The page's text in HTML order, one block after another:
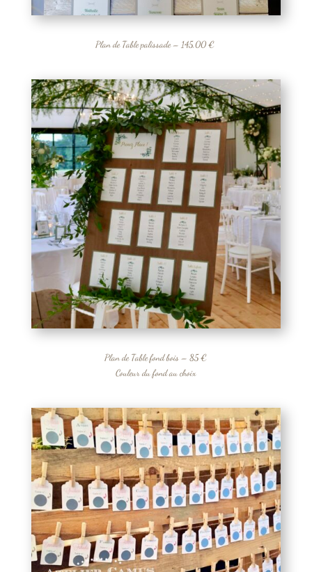
Plan de Table palissade – 145,00 €
Plan de Table fond bois – 85 €
Couleur du fond au choix